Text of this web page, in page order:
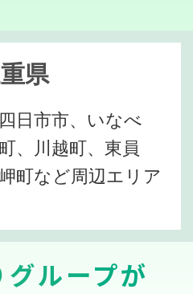
県
日市市、いなべ
、川越町、東員
町など周辺エリア
ループが